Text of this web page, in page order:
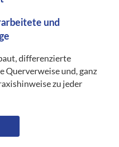
und
differenzierte
Querverweise und, ganz
zu jeder